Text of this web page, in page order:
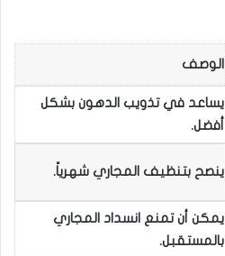
الوصف
يساعد في تذويب الدهون بشكل
أفضل.
ينصح بتنظيف المجاري شهرياً.
يمكن أن تمنع انسداد المجاري
بالمستقبل.